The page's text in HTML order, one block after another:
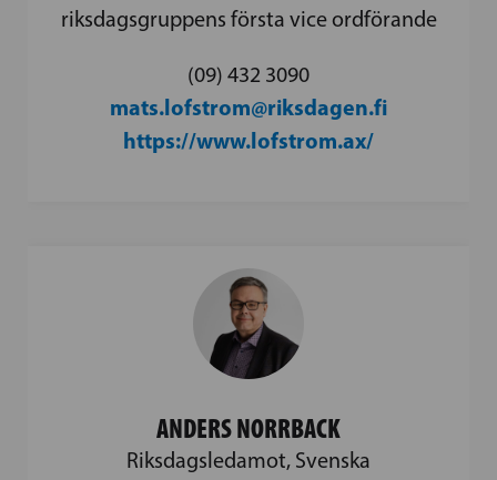
riksdagsgruppens första vice ordförande
(09) 432 3090
mats.lofstrom@riksdagen.fi
https://www.lofstrom.ax/
ANDERS NORRBACK
Riksdagsledamot, Svenska